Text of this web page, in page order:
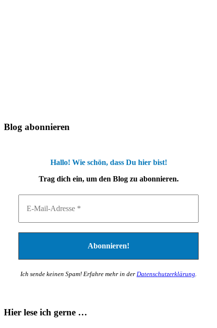
Blog abonnieren
Hallo! Wie schön, dass Du hier bist!
Trag dich ein, um den Blog zu abonnieren.
Ich sende keinen Spam! Erfahre mehr in der Datenschutzerklärung
Hier lese ich gerne …